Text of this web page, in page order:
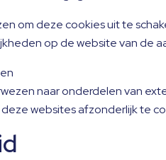
om deze cookies uit te
op de website van de
naar onderdelen van
websites afzonderlijk te